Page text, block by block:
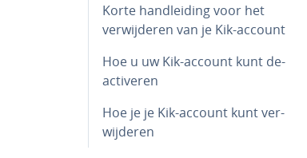
Korte hand­lei­ding voor het
ver­wij­de­ren van je Kik-account
Hoe u uw Kik-account kunt de­
ac­ti­ve­ren
Hoe je je Kik-account kunt ver­
wij­de­ren